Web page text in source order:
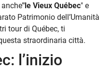
"le Vieux Québec" e
Patrimonio dell’Umanità
tour di Québec, ti
straordinaria città.
l’inizio